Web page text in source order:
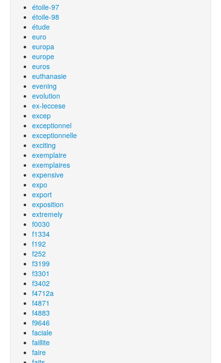
étoile-97
étoile-98
étude
euro
europa
europe
euros
euthanasie
evening
evolution
ex-leccese
excep
exceptionnel
exceptionnelle
exciting
exemplaire
exemplaires
expensive
expo
export
exposition
extremely
f0030
f1334
f192
f252
f3199
f3301
f3402
f4712a
f4871
f4883
f9646
faciale
faillite
faire